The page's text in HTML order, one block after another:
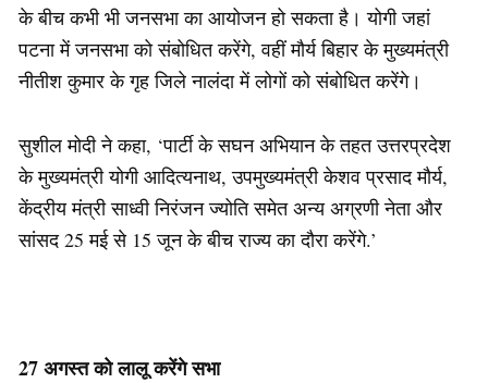
के बीच कभी भी जनसभा का आयोजन हो सकता है। योगी जहां
पटना में जनसभा को संबोधित करेंगे, वहीं मौर्य बिहार के मुख्यमंत्री
नीतीश कुमार के गृह जिले नालंदा में लोगों को संबोधित करेंगे।
सुशील मोदी ने कहा, ‘पार्टी के सघन अभियान के तहत उत्तरप्रदेश
के मुख्यमंत्री योगी आदित्यनाथ, उपमुख्यमंत्री केशव प्रसाद मौर्य,
केंद्रीय मंत्री साध्वी निरंजन ज्योति समेत अन्य अग्रणी नेता और
सांसद 25 मई से 15 जून के बीच राज्य का दौरा करेंगे.’
27 अगस्त को लालू करेंगे सभा